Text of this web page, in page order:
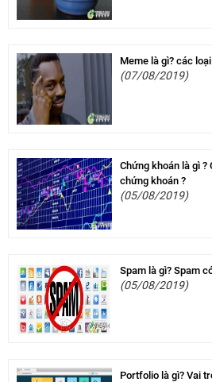
Meme là gì? các
(07/08/2019)
Chứng khoán là gì ?
chứng khoán ?
(05/08/2019)
Spam là gì? Spam
(05/08/2019)
Portfolio là gì? Vai